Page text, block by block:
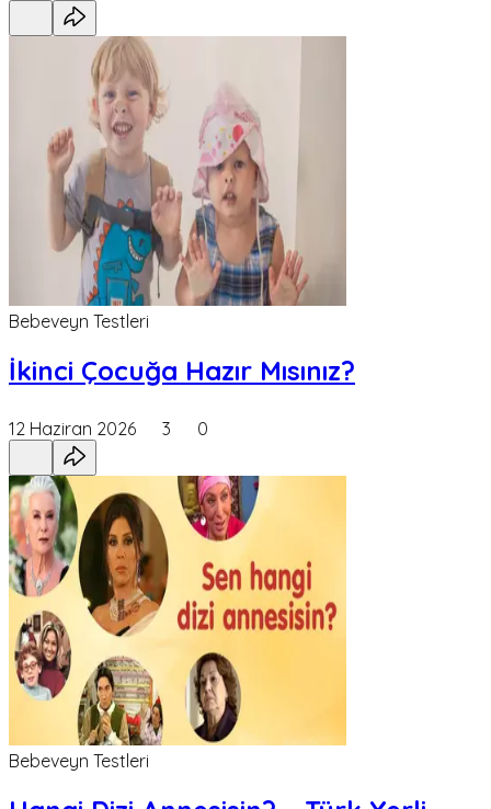
Bebeveyn Testleri
İkinci Çocuğa Hazır Mısınız?
12 Haziran 2026 3 0
Bebeveyn Testleri